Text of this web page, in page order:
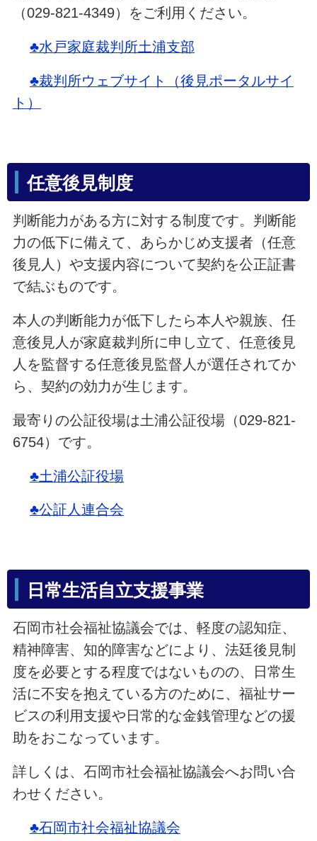
（029-821-4349）をご利用ください。
♣水戸家庭裁判所土浦支部
♣裁判所ウェブサイト（後見ポータルサイ
ト）
任意後見制度
判断能力がある方に対する制度です。判断能
力の低下に備えて、あらかじめ支援者（任意
後見人）や支援内容について契約を公正証書
で結ぶものです。
本人の判断能力が低下したら本人や親族、任
意後見人が家庭裁判所に申し立て、任意後見
人を監督する任意後見監督人が選任されてか
ら、契約の効力が生じます。
最寄りの公証役場は土浦公証役場（029-821-
6754）です。
♣土浦公証役場
♣公証人連合会
日常生活自立支援事業
石岡市社会福祉協議会では、軽度の認知症、
精神障害、知的障害などにより、法廷後見制
度を必要とする程度ではないものの、日常生
活に不安を抱えている方のために、福祉サー
ビスの利用支援や日常的な金銭管理などの援
助をおこなっています。
詳しくは、石岡市社会福祉協議会へお問い合
わせください。
♣石岡市社会福祉協議会